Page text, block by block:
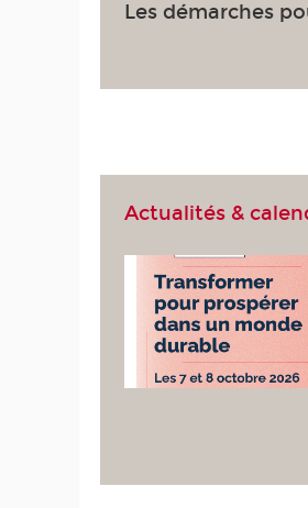
Les démarches
Actualités &